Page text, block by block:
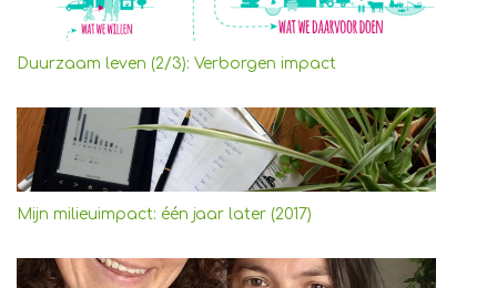
Duurzaam leven (2/3): Verborgen impact
Mijn milieuimpact: één jaar later (2017)